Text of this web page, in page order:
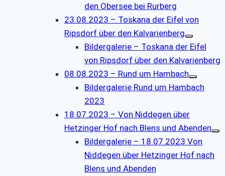
den Obersee bei Rurberg
23.08.2023 – Toskana der Eifel von
Ripsdorf über den Kalvarienberg
Bildergalerie – Toskana der Eifel
von Ripsdorf über den Kalvarienberg
08.08.2023 – Rund um Hambach
Bildergalerie Rund um Hambach
2023
18.07.2023 – Von Niddegen über
Hetzinger Hof nach Blens und Abenden
Bildergalerie – 18.07.2023 Von
Niddegen über Hetzinger Hof nach
Blens und Abenden